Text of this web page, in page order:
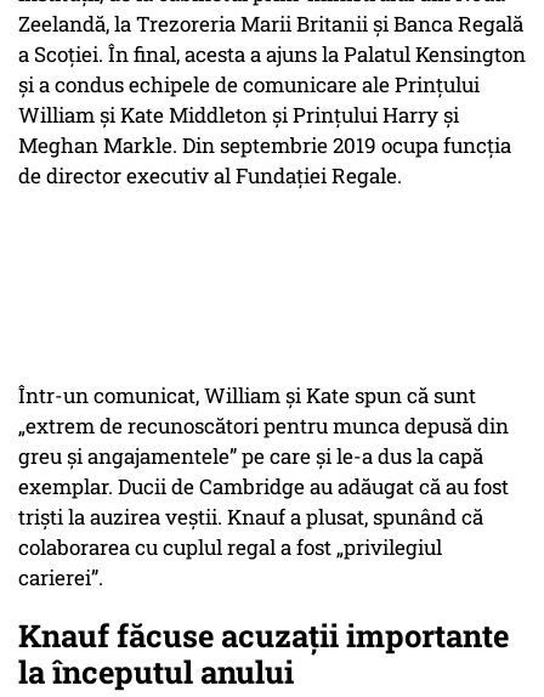
Zeelandă, la Trezoreria Marii Britanii și Banca Regală
a Scoției. În final, acesta a ajuns la Palatul Kensington
și a condus echipele de comunicare ale Prințului
William și Kate Middleton și Prințului Harry și
Meghan Markle. Din septembrie 2019 ocupa funcția
de director executiv al Fundației Regale.
Într-un comunicat, William și Kate spun că sunt
„extrem de recunoscători pentru munca depusă din
greu și angajamentele” pe care și le-a dus la capă
exemplar. Ducii de Cambridge au adăugat că au fost
triști la auzirea veștii. Knauf a plusat, spunând că
colaborarea cu cuplul regal a fost „privilegiul
carierei”.
Knauf făcuse acuzații importante
la începutul anului